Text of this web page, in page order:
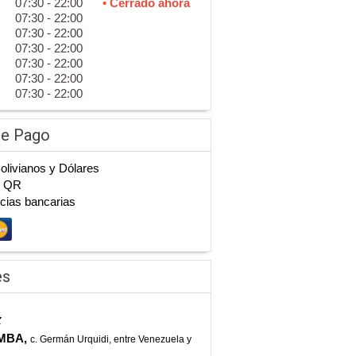
07:30 - 22:00
• Cerrado ahora
07:30 - 22:00
07:30 - 22:00
07:30 - 22:00
07:30 - 22:00
07:30 - 22:00
07:30 - 22:00
Pago
y Dólares
QR
bancarias
c. Germán Urquidi, entre Venezuela y